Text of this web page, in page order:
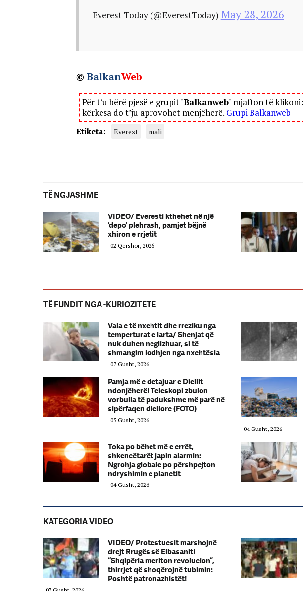
— Everest Today (@EverestToday) May 28, 2026
© BalkanWeb
Për t’u bërë pjesë e grupit "Balkanweb" mjafton të klikoni:
kërkesa do t’ju aprovohet menjëherë. Grupi Balkanweb
Etiketa: Everest mali
TË NGJASHME
VIDEO/ Everesti kthehet në një
‘depo’ plehrash, pamjet bëjnë
xhiron e rrjetit
02 Qershor, 2026
TË FUNDIT NGA -KURIOZITETE
Vala e të nxehtit dhe rreziku nga
temperturat e larta/ Shenjat që
nuk duhen neglizhuar, si të
shmangim lodhjen nga nxehtësia
07 Gusht, 2026
Pamja më e detajuar e Diellit
ndonjëherë! Teleskopi zbulon
vorbulla të padukshme më parë në
sipërfaqen diellore (FOTO)
05 Gusht, 2026
04 Gusht, 2026
Toka po bëhet më e errët,
shkencëtarët japin alarmin:
Ngrohja globale po përshpejton
ndryshimin e planetit
04 Gusht, 2026
KATEGORIA VIDEO
VIDEO/ Protestuesit marshojnë
drejt Rrugës së Elbasanit!
“Shqipëria meriton revolucion”,
thirrjet që shoqërojnë tubimin:
Poshtë patronazhistët!